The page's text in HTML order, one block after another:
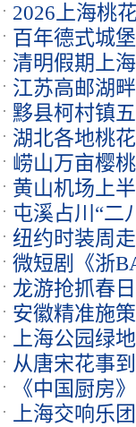
2026上海桃
百年德式城
清明假期上
江苏高邮湖
黟县柯村镇
湖北各地桃
崂山万亩樱
黄山机场上
屯溪占川“二
纽约时装周
微短剧《浙
龙游抢抓春
安徽精准施
上海公园绿
从唐宋花事
《中国厨房
上海交响乐